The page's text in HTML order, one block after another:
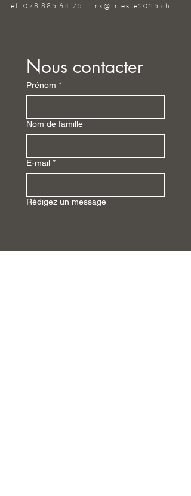
Tél: 078 885 64 75 | rk@trieste2025.ch
Nous contacter
Prénom *
Nom de famille
E-mail *
Rédigez un message